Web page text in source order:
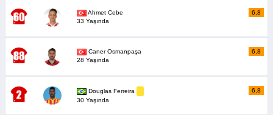
Ahmet Cebe
33 Yaşında
6,8
Caner Osmanpaşa
28 Yaşında
6,8
Douglas Ferreira
30 Yaşında
6,8